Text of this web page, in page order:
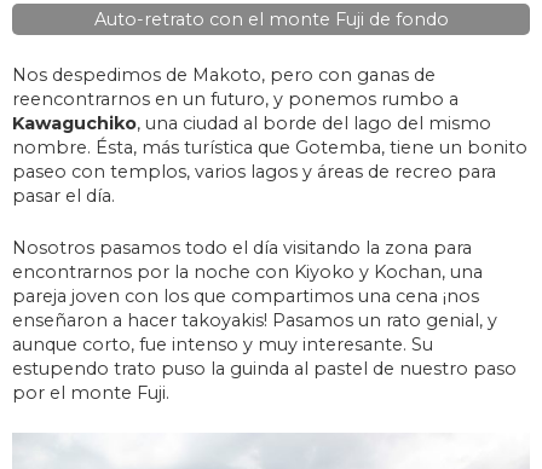
Auto-retrato con el monte Fuji de fondo
Nos despedimos de Makoto, pero con ganas de
reencontrarnos en un futuro, y ponemos rumbo a
Kawaguchiko, una ciudad al borde del lago del mismo
nombre. Ésta, más turística que Gotemba, tiene un bonito
paseo con templos, varios lagos y áreas de recreo para
pasar el día.
Nosotros pasamos todo el día visitando la zona para
encontrarnos por la noche con Kiyoko y Kochan, una
pareja joven con los que compartimos una cena ¡nos
enseñaron a hacer takoyakis! Pasamos un rato genial, y
aunque corto, fue intenso y muy interesante. Su
estupendo trato puso la guinda al pastel de nuestro paso
por el monte Fuji.